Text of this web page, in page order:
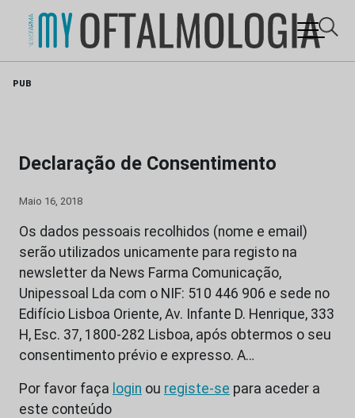
PUB
Declaração de Consentimento
Maio 16, 2018
Os dados pessoais recolhidos (nome e email)
serão utilizados unicamente para registo na
newsletter da News Farma Comunicação,
Unipessoal Lda com o NIF: 510 446 906 e sede no
Edifício Lisboa Oriente, Av. Infante D. Henrique, 333
H, Esc. 37, 1800-282 Lisboa, após obtermos o seu
consentimento prévio e expresso. A…
Por favor faça login ou registe-se para aceder a
este conteúdo